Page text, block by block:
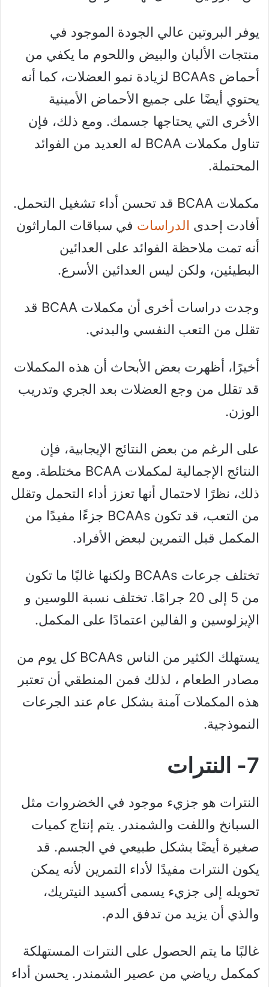
يوفر البروتين عالي الجودة الموجود في
منتجات الألبان والبيض واللحوم ما يكفي من
أحماض BCAAs لزيادة نمو العضلات، كما أنه
يحتوي أيضًا على جميع الأحماض الأمينية
الأخرى التي يحتاجها جسمك. ومع ذلك، فإن
تناول مكملات BCAA له العديد من الفوائد
المحتملة.
مكملات BCAA قد تحسن أداء تشغيل التحمل.
أفادت إحدى الدراسات في سباقات الماراثون
أنه تمت ملاحظة الفوائد على العدائين
البطيئين، ولكن ليس العدائين الأسرع.
وجدت دراسات أخرى أن مكملات BCAA قد
تقلل من التعب النفسي والبدني.
أخيرًا، أظهرت بعض الأبحاث أن هذه المكملات
قد تقلل من وجع العضلات بعد الجري وتدريب
الوزن.
على الرغم من بعض النتائج الإيجابية، فإن
النتائج الإجمالية لمكملات BCAA مختلطة. ومع
ذلك، نظرًا لاحتمال أنها تعزز أداء التحمل وتقلل
من التعب، قد تكون BCAAs جزءًا مفيدًا من
المكمل قبل التمرين لبعض الأفراد.
تختلف جرعات BCAAs ولكنها غالبًا ما تكون
من 5 إلى 20 جرامًا. تختلف نسبة اللوسين و
الإيزلوسين و الفالين اعتمادًا على المكمل.
يستهلك الكثير من الناس BCAAs كل يوم من
مصادر الطعام ، لذلك فمن المنطقي أن تعتبر
هذه المكملات آمنة بشكل عام عند الجرعات
النموذجية.
7- النترات
النترات هو جزيء موجود في الخضروات مثل
السبانخ واللفت والشمندر. يتم إنتاج كميات
صغيرة أيضًا بشكل طبيعي في الجسم. قد
يكون النترات مفيدًا لأداء التمرين لأنه يمكن
تحويله إلى جزيء يسمى أكسيد النيتريك،
والذي أن يزيد من تدفق الدم.
غالبًا ما يتم الحصول على النترات المستهلكة
كمكمل رياضي من عصير الشمندر. يحسن أداء